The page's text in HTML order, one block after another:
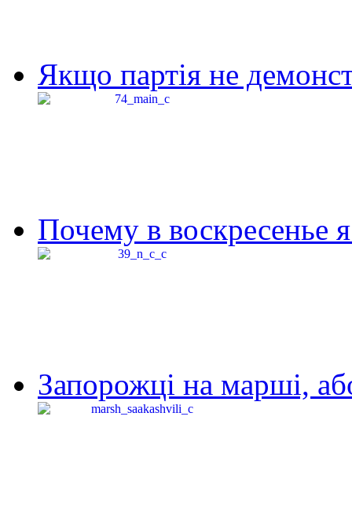
Якщо партія не
Почему в воскресенье
Запорожці на марші,